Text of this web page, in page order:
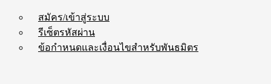
สมัคร/เข้าสู่ระบบ
รีเซ็ตรหัสผ่าน
ข้อกำหนดและเงื่อนไขสำหรับพันธมิตร